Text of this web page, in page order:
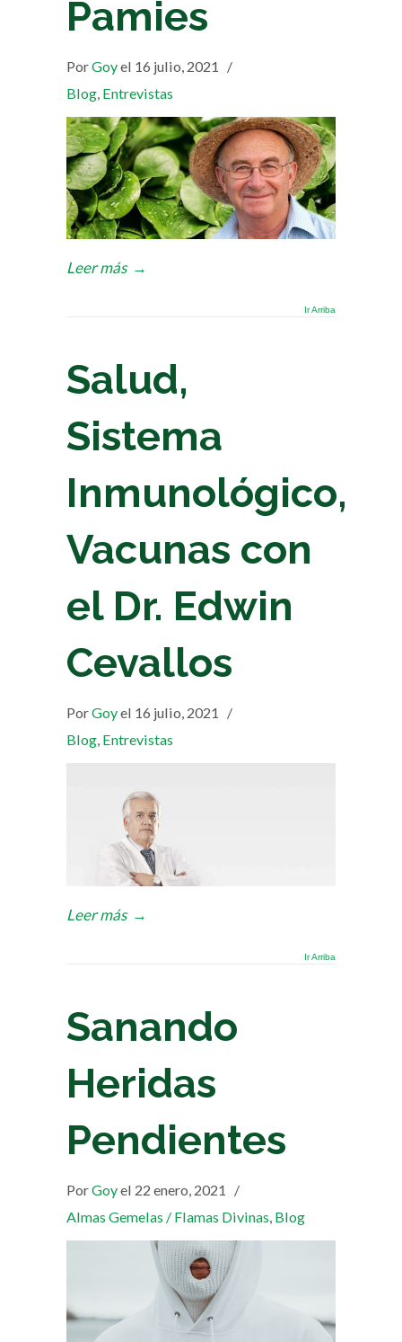
Pamies
PorGoyel 16 julio, 2021
/
Blog, Entrevistas
Leer más →
Ir Arriba
Salud,
Sistema
Inmunológico,
Vacunas con
el Dr. Edwin
Cevallos
PorGoyel 16 julio, 2021
/
Blog, Entrevistas
Leer más →
Ir Arriba
Sanando
Heridas
Pendientes
PorGoyel 22 enero, 2021
/
Almas Gemelas / Flamas Divinas Blog